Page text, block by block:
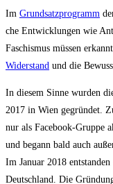
Im Grund­satz­pro­gramm
che Ent­wick­lun­gen wie
Faschis­mus müs­sen
Wider­stand und die
In die­sem Sin­ne wur­den
2017 in Wien gegrün­det.
nur als Face­book-Grup­pe
und begann bald auch
Im Janu­ar 2018
Deutsch­land. Die